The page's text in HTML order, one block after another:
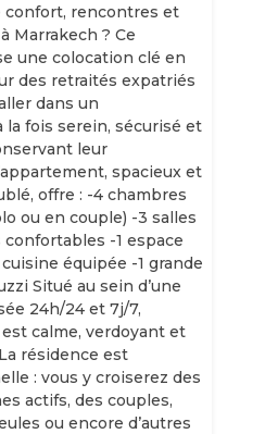
confort, rencontres et
Marrakech ? Ce
une colocation clé en
des retraités expatriés
dans un
fois serein, sécurisé et
leur
spacieux et
offre : -4 chambres
ou en couple) -3 salles
-1 espace
équipée -1 grande
Situé au sein d’une
24h/24 et 7j/7,
calme, verdoyant et
résidence est
: vous y croiserez des
actifs, des couples,
ou encore d’autres